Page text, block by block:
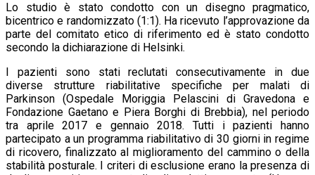
Lo studio è stato condotto con un disegno pragmatico,
bicentrico e randomizzato (1:1). Ha ricevuto l’approvazione da
parte del comitato etico di riferimento ed è stato condotto
secondo la dichiarazione di Helsinki.
I pazienti sono stati reclutati consecutivamente in due
diverse strutture riabilitative specifiche per malati di
Parkinson (Ospedale Moriggia Pelascini di Gravedona e
Fondazione Gaetano e Piera Borghi di Brebbia), nel periodo
tra aprile 2017 e gennaio 2018. Tutti i pazienti hanno
partecipato a un programma riabilitativo di 30 giorni in regime
di ricovero, finalizzato al miglioramento del cammino o della
stabilità posturale. I criteri di esclusione erano la presenza di